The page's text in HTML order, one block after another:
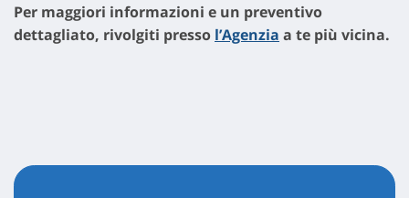
Per maggiori informazioni e un preventivo
dettagliato, rivolgiti presso l’Agenzia a te più vicina.